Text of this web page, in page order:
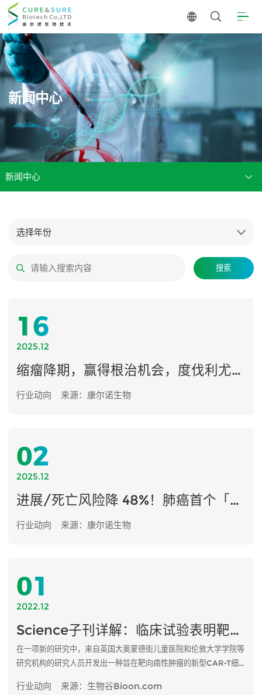
新闻中心
新闻中心
选择年份
搜索
16
2025.12
缩瘤降期，赢得根治机会，度伐利尤单抗围术期治疗为 III/N2 期肺癌患者点亮新希望
行业动向 来源：康尔诺生物
02
2025.12
进展/死亡风险降 48%！肺癌首个「免疫 + 抗血管」双抗全球数据来了
行业动向 来源：康尔诺生物
01
2022.12
Science子刊详解：临床试验表明靶向GD2的CAR-T细胞有望治疗神经母细胞瘤
在一项新的研究中，来自英国大奥蒙德街儿童医院和伦敦大学学院等
研究机构的研究人员开发出一种旨在靶向癌性肿瘤的新型CAR-T细
显示出有希望的早期结果。相关研究结果发表在2020年11月25日的
行业动向 来源：生物谷Bioon.com